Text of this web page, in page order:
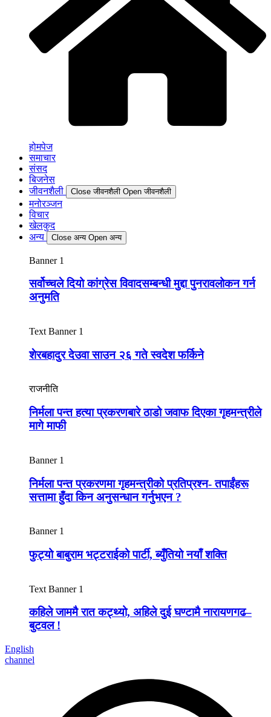
होमपेज
समाचार
संसद
बिजनेस
जीवनशैली
Close जीवनशैली Open जीवनशैली
मनोरञ्जन
विचार
खेलकुद
अन्य
Close अन्य Open अन्य
Banner 1
सर्वोच्चले दियो कांग्रेस विवादसम्बन्धी मुद्दा पुनरावलोकन गर्न
अनुमति
Text Banner 1
शेरबहादुर देउवा साउन २६ गते स्वदेश फर्किने
राजनीति
निर्मला पन्त हत्या प्रकरणबारे ठाडो जवाफ दिएका गृहमन्त्रीले
मागे माफी
Banner 1
निर्मला पन्त प्रकरणमा गृहमन्त्रीको प्रतिप्रश्न- तपाईंहरू
सत्तामा हुँदा किन अनुसन्धान गर्नुभएन ?
Banner 1
फुट्यो बाबुराम भट्टराईको पार्टी, ब्युँतियो नयाँ शक्ति
Text Banner 1
कहिले जाममै रात कट्थ्यो, अहिले दुई घण्टामै नारायणगढ–
बुटवल !
English
channel